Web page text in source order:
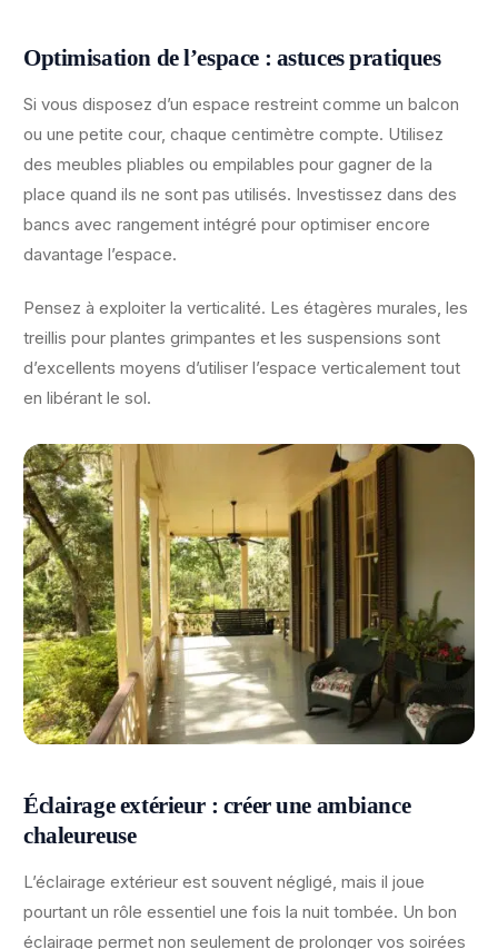
Optimisation de l’espace : astuces pratiques
Si vous disposez d’un espace restreint comme un balcon
ou une petite cour, chaque centimètre compte. Utilisez
des meubles pliables ou empilables pour gagner de la
place quand ils ne sont pas utilisés. Investissez dans des
bancs avec rangement intégré pour optimiser encore
davantage l’espace.
Pensez à exploiter la verticalité. Les étagères murales, les
treillis pour plantes grimpantes et les suspensions sont
d’excellents moyens d’utiliser l’espace verticalement tout
en libérant le sol.
Éclairage extérieur : créer une ambiance
chaleureuse
L’éclairage extérieur est souvent négligé, mais il joue
pourtant un rôle essentiel une fois la nuit tombée. Un bon
éclairage permet non seulement de prolonger vos soirées